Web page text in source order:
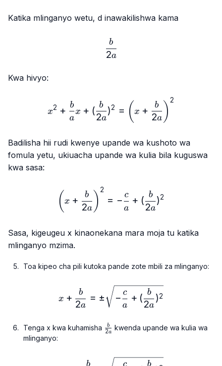
Katika mlinganyo wetu, d inawakilishwa kama
\frac{b}{2a}
2a
b
Kwa hivyo:
x2 +
a
b
x + (
2a
b )2 = ( x +
2a
b )
2
Badilisha hii rudi kwenye upande wa kushoto wa
fomula yetu, ukiuacha upande wa kulia bila kuguswa
kwa sasa:
( x +
2a
b )
2
= −
a
c + (
2a
b )2
Sasa, kigeugeu x kinaonekana mara moja tu katika
mlinganyo mzima.
Toa kipeo cha pili kutoka pande zote mbili za mlinganyo:
x+\frac{b}{2a}=±
x +
2a
b = ± −
a
c + (
2a
b )2
Tengax kwa kuhamisha \frac{b}
2a
b
kwenda upande wa kulia wa
mlinganyo:
x=-\frac{b}{2a}±